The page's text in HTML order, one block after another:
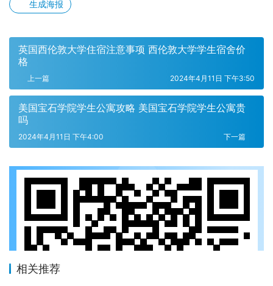
生成海报
英国西伦敦大学住宿注意事项 西伦敦大学学生宿舍价
格
上一篇 2024年4月11日 下午3:50
美国宝石学院学生公寓攻略 美国宝石学院学生公寓贵
吗
下一篇
2024年4月11日 下午4:00
相关推荐